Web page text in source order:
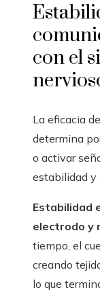
con el
La eficacia
determina
o activar
estabilidad y
Estabilidad
electrodo y
tiempo, el
creando
lo que